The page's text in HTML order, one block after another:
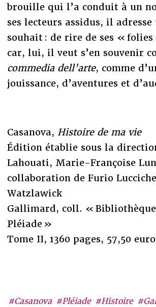
#Casanova #Pléiade #Histoire
brouille qui l’a conduit à un
ses lecteurs assidus, il
souhait : de rire de ses « folies
car, lui, il veut s’en souvenir
commedia dell’arte, comme
jouissance, d’aventures et
Casanova, Histoire de ma vie
Édition établie sous la
Lahouati, Marie-Françoise
collaboration de Furio
Watzlawick
Gallimard, coll. «
Pléiade »
Tome II, 1360 pages, 57,50